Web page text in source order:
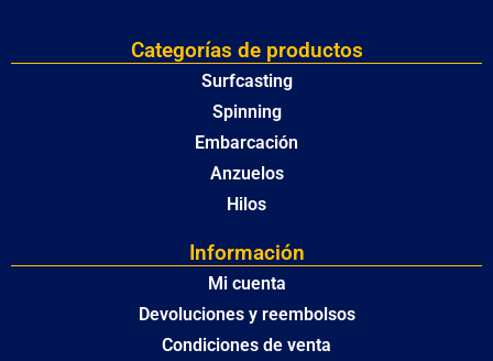
Categorías de productos
Surfcasting
Spinning
Embarcación
Anzuelos
Hilos
Información
Mi cuenta
Devoluciones y reembolsos
Condiciones de venta